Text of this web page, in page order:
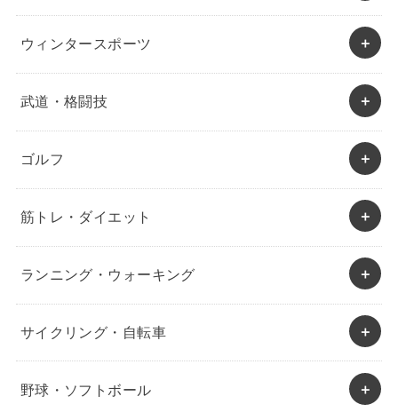
ウィンタースポーツ
武道・格闘技
ゴルフ
筋トレ・ダイエット
ランニング・ウォーキング
サイクリング・自転車
野球・ソフトボール